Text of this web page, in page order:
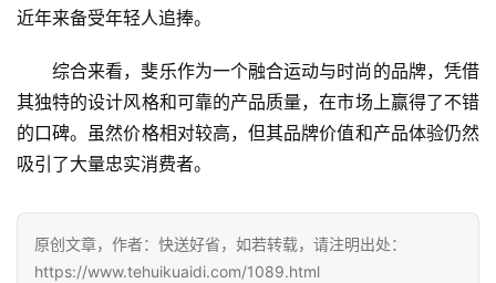
近年来备受年轻人追捧。
综合来看，斐乐作为一个融合运动与时尚的品牌，凭借
其独特的设计风格和可靠的产品质量，在市场上赢得了不错
的口碑。虽然价格相对较高，但其品牌价值和产品体验仍然
吸引了大量忠实消费者。
原创文章，作者：快送好省，如若转载，请注明出处：
https://www.tehuikuaidi.com/1089.html